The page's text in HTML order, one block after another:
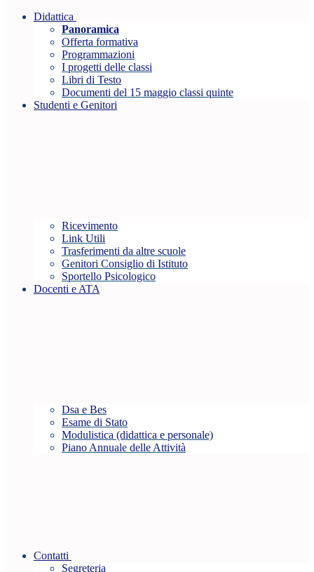
Didattica
Panoramica
Offerta formativa
Programmazioni
I progetti delle classi
Libri di Testo
Documenti del 15 maggio classi quinte
Studenti e Genitori
Ricevimento
Link Utili
Trasferimenti da altre scuole
Genitori Consiglio di Istituto
Sportello Psicologico
Docenti e ATA
Dsa e Bes
Esame di Stato
Modulistica (didattica e personale)
Piano Annuale delle Attività
Contatti
Segreteria